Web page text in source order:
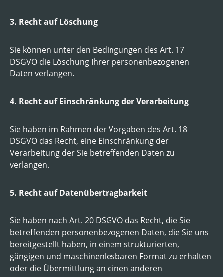
3. Recht auf Löschung
Sie können unter den Bedingungen des Art. 17
DSGVO die Löschung Ihrer personenbezogenen
Daten verlangen.
4. Recht auf Einschränkung der Verarbeitung
Sie haben im Rahmen der Vorgaben des Art. 18
DSGVO das Recht, eine Einschränkung der
Verarbeitung der Sie betreffenden Daten zu
verlangen.
5. Recht auf Datenübertragbarkeit
Sie haben nach Art. 20 DSGVO das Recht, die Sie
betreffenden personenbezogenen Daten, die Sie uns
bereitgestellt haben, in einem strukturierten,
gängigen und maschinenlesbaren Format zu erhalten
oder die Übermittlung an einen anderen